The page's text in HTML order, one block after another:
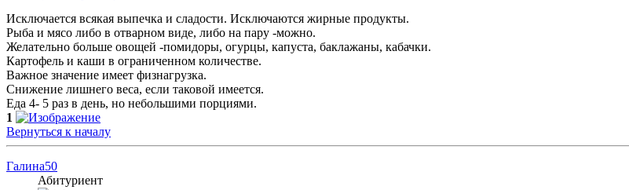
Исключается всякая выпечка и сладости. Исключаются жирные продукты.
Рыба и мясо либо в отварном виде, либо на пару -можно.
Желательно больше овощей -помидоры, огурцы, капуста, баклажаны, кабачки.
Картофель и каши в ограниченном количестве.
Важное значение имеет физнагрузка.
Снижение лишнего веса, если таковой имеется.
Еда 4- 5 раз в день, но небольшими порциями.
1
Вернуться к началу
Галина50
Абитуриент